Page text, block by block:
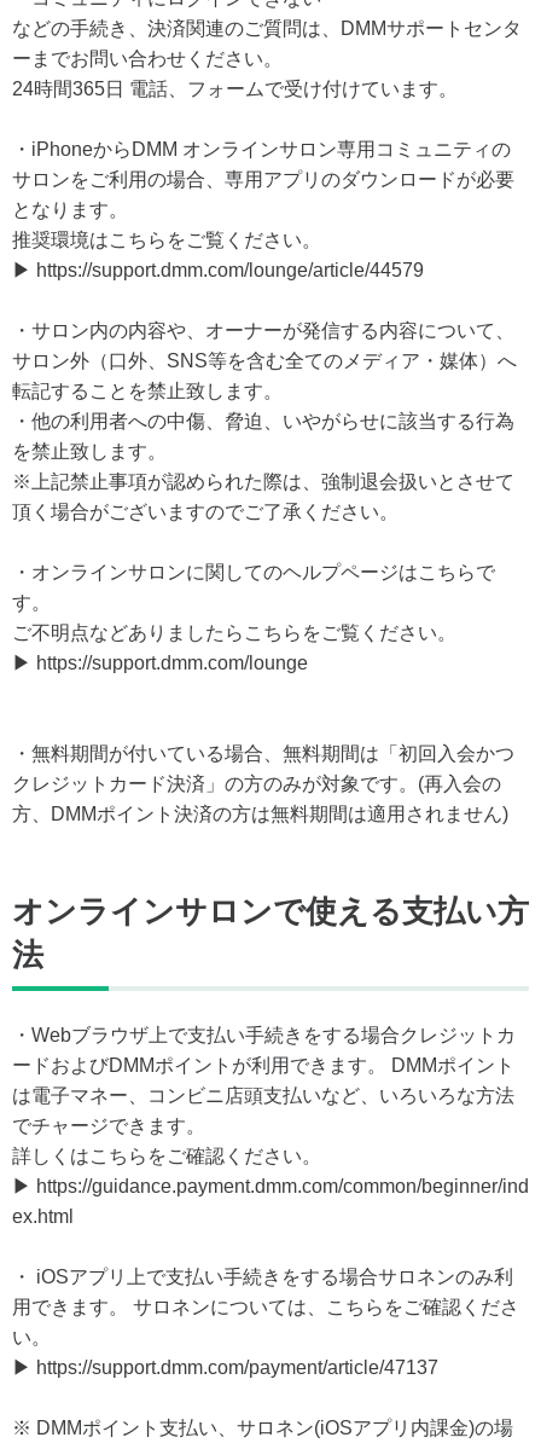
などの手続き、決済関連のご質問は、DMMサポートセンタ
ーまでお問い合わせください。
24時間365日 電話、フォームで受け付けています。
・iPhoneからDMM オンラインサロン専用コミュニティの
サロンをご利用の場合、専用アプリのダウンロードが必要
となります。
推奨環境はこちらをご覧ください。
▶ https://support.dmm.com/lounge/article/44579
・サロン内の内容や、オーナーが発信する内容について、
サロン外（口外、SNS等を含む全てのメディア・媒体）へ
転記することを禁止致します。
・他の利用者への中傷、脅迫、いやがらせに該当する行為
を禁止致します。
※上記禁止事項が認められた際は、強制退会扱いとさせて
頂く場合がございますのでご了承ください。
・オンラインサロンに関してのヘルプページはこちらで
す。
ご不明点などありましたらこちらをご覧ください。
▶ https://support.dmm.com/lounge
・無料期間が付いている場合、無料期間は「初回入会かつ
クレジットカード決済」の方のみが対象です。(再入会の
方、DMMポイント決済の方は無料期間は適用されません)
オンラインサロンで使える支払い方
法
・Webブラウザ上で支払い手続きをする場合クレジットカ
ードおよびDMMポイントが利用できます。 DMMポイント
は電子マネー、コンビニ店頭支払いなど、いろいろな方法
でチャージできます。
詳しくはこちらをご確認ください。
▶ https://guidance.payment.dmm.com/common/beginner/ind
ex.html
・ iOSアプリ上で支払い手続きをする場合サロネンのみ利
用できます。 サロネンについては、こちらをご確認くださ
い。
▶ https://support.dmm.com/payment/article/47137
※ DMMポイント支払い、サロネン(iOSアプリ内課金)の場